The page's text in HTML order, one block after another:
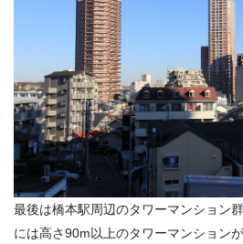
最後は橋本駅周辺のタワーマンション
には高さ90m以上のタワーマンション